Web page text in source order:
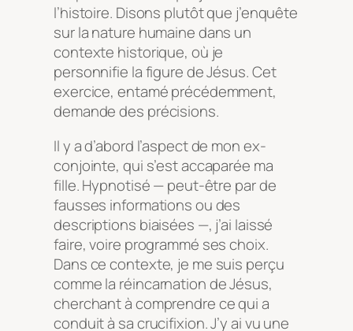
l’histoire. Disons plutôt que j’enquête
sur la nature humaine dans un
contexte historique, où je
personnifie la figure de Jésus. Cet
exercice, entamé précédemment,
demande des précisions.
Il y a d’abord l’aspect de mon ex-
conjointe, qui s’est accaparée ma
fille. Hypnotisé — peut-être par de
fausses informations ou des
descriptions biaisées —, j’ai laissé
faire, voire programmé ses choix.
Dans ce contexte, je me suis perçu
comme la réincarnation de Jésus,
cherchant à comprendre ce qui a
conduit à sa crucifixion. J’y ai vu une